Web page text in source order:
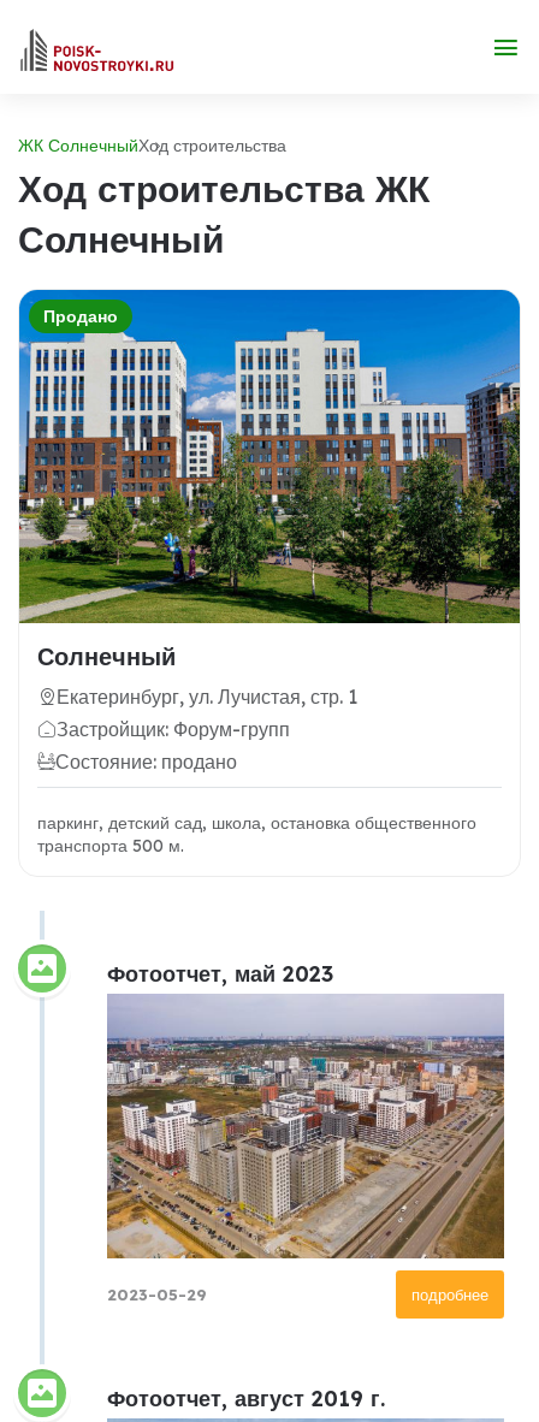
ЖК СолнечныйХод строительства
Ход строительства ЖК
Солнечный
Продано
Солнечный
Екатеринбург, ул. Лучистая, стр. 1
Застройщик: Форум-групп
Состояние: продано
паркинг, детский сад, школа, остановка общественного
транспорта 500 м.
Фотоотчет, май 2023
подробнее
2023-05-29
Фотоотчет, август 2019 г.